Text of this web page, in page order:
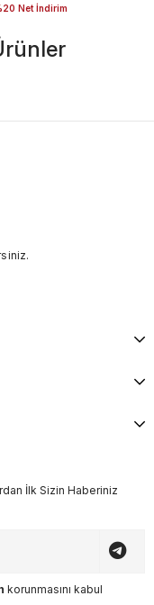
Net İndirim
İlk Sizin Haberiniz
korunmasını kabul